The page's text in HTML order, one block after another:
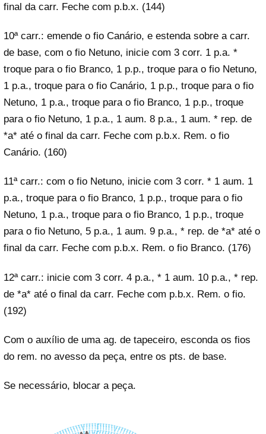
final da carr. Feche com p.b.x. (144)
10ª carr.: emende o fio Canário, e estenda sobre a carr.
de base, com o fio Netuno, inicie com 3 corr. 1 p.a. *
troque para o fio Branco, 1 p.p., troque para o fio Netuno,
1 p.a., troque para o fio Canário, 1 p.p., troque para o fio
Netuno, 1 p.a., troque para o fio Branco, 1 p.p., troque
para o fio Netuno, 1 p.a., 1 aum. 8 p.a., 1 aum. * rep. de
*a* até o final da carr. Feche com p.b.x. Rem. o fio
Canário. (160)
11ª carr.: com o fio Netuno, inicie com 3 corr. * 1 aum. 1
p.a., troque para o fio Branco, 1 p.p., troque para o fio
Netuno, 1 p.a., troque para o fio Branco, 1 p.p., troque
para o fio Netuno, 5 p.a., 1 aum. 9 p.a., * rep. de *a* até o
final da carr. Feche com p.b.x. Rem. o fio Branco. (176)
12ª carr.: inicie com 3 corr. 4 p.a., * 1 aum. 10 p.a., * rep.
de *a* até o final da carr. Feche com p.b.x. Rem. o fio.
(192)
Com o auxílio de uma ag. de tapeceiro, esconda os fios
do rem. no avesso da peça, entre os pts. de base.
Se necessário, blocar a peça.